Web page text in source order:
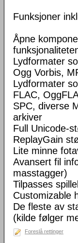
Funksjoner
Åpne
Lydformater
Ogg Vorbis,
Lydformater
FLAC,
SPC, diverse
arkiver
Full Unicode-
ReplayGain
Lite minne
Avansert fil
masstagger)
Tilpasses
Customizable
De fleste av
(kilde følger
Foreslå rettinger